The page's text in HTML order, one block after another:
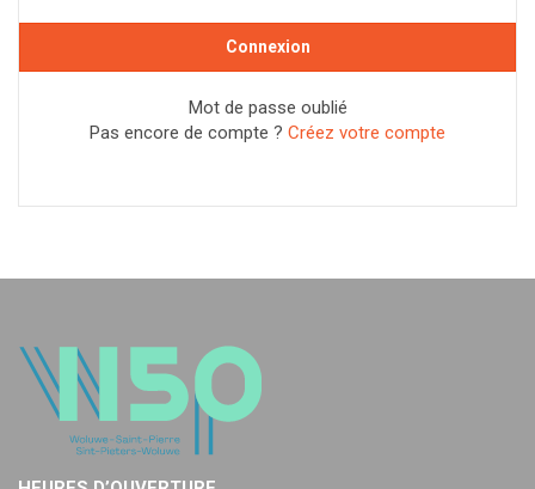
Mot de passe oublié
Pas encore de compte ? Créez votre compte